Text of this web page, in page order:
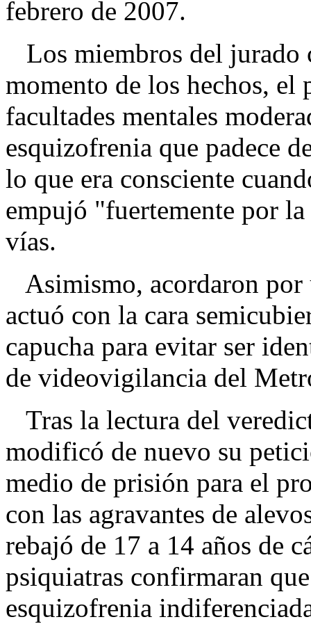
febrero de 2007.
Los miembros del jurado
momento de los hechos, el
facultades mentales
esquizofrenia que padece
lo que era consciente
empujó "fuertemente por
vías.
Asimismo, acordaron
actuó con la cara
capucha para evitar ser
de videovigilancia del
Tras la lectura del
modificó de nuevo su
medio de prisión para el
con las agravantes de
rebajó de 17 a 14 años de
psiquiatras confirmaran
esquizofrenia